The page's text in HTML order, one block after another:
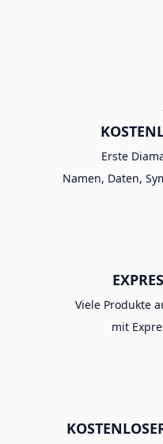
Erste
Namen, Daten,
Viele Produkte
mit